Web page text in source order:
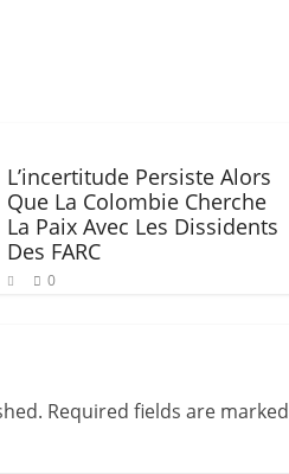
L’incertitude Persiste Alors
Que La Colombie Cherche
La Paix Avec Les Dissidents
Des FARC
0
Required fields are marked